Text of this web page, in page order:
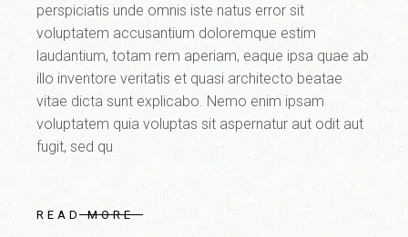
perspiciatis unde omnis iste natus error sit
voluptatem accusantium doloremque estim
laudantium, totam rem aperiam, eaque ipsa quae ab
illo inventore veritatis et quasi architecto beatae
vitae dicta sunt explicabo. Nemo enim ipsam
voluptatem quia voluptas sit aspernatur aut odit aut
fugit, sed qu
READ MORE